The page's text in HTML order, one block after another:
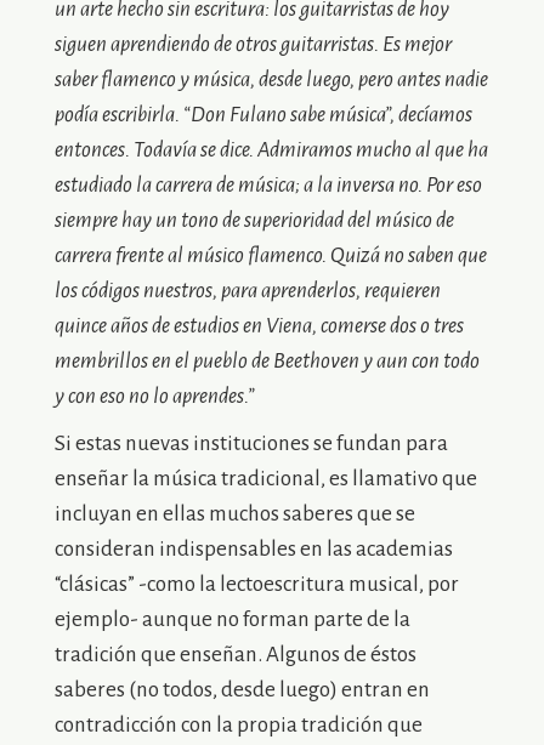
un arte hecho sin escritura: los guitarristas de hoy
siguen aprendiendo de otros guitarristas. Es mejor
saber flamenco y música, desde luego, pero antes nadie
podía escribirla. “Don Fulano sabe música”, decíamos
entonces. Todavía se dice. Admiramos mucho al que ha
estudiado la carrera de música; a la inversa no. Por eso
siempre hay un tono de superioridad del músico de
carrera frente al músico flamenco. Quizá no saben que
los códigos nuestros, para aprenderlos, requieren
quince años de estudios en Viena, comerse dos o tres
membrillos en el pueblo de Beethoven y aun con todo
y con eso no lo aprendes.”
Si estas nuevas instituciones se fundan para
enseñar la música tradicional, es llamativo que
incluyan en ellas muchos saberes que se
consideran indispensables en las academias
“clásicas” -como la lectoescritura musical, por
ejemplo- aunque no forman parte de la
tradición que enseñan. Algunos de éstos
saberes (no todos, desde luego) entran en
contradicción con la propia tradición que